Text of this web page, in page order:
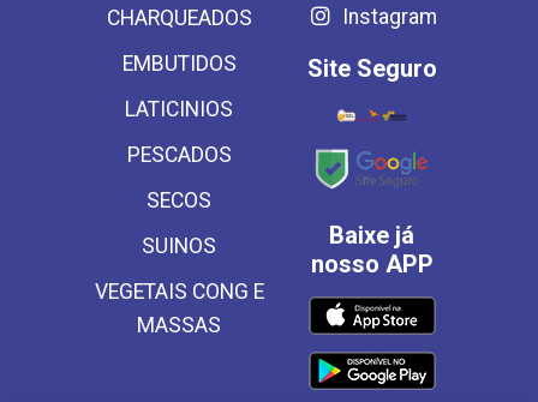
CHARQUEADOS
EMBUTIDOS
LATICINIOS
PESCADOS
SECOS
SUINOS
VEGETAIS CONG E
MASSAS
Instagram
Site Seguro
Baixe já
nosso APP